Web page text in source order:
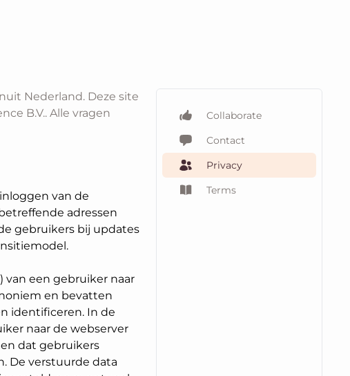
Nederland. Deze site
B.V.. Alle vragen
van de
adressen
gebruikers bij updates
van een gebruiker naar
en bevatten
identificeren. In de
naar de webserver
dat gebruikers
De verstuurde data
Collaborate
Contact
Privacy
Terms